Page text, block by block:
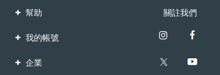
幫助
聯繫我們
關註我們
我的帳號
產品註冊
企業